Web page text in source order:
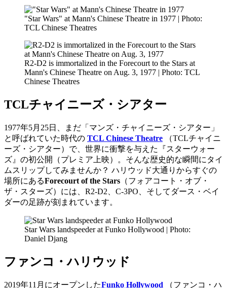
"Star Wars" at Mann's Chinese Theatre in 1977 | Photo:
TCL Chinese Theatres
R2-D2 is immortalized in the Forecourt to the Stars at
Mann's Chinese Theatre on Aug. 3, 1977 | Photo: TCL
Chinese Theatres
TCLチャイニーズ・シアター
1977年5月25日、まだ「マンズ・チャイニーズ・シアター」
と呼ばれていた時代の TCL Chinese Theatre （TCLチャイニ
ーズ・シアター）で、世界に衝撃を与えた『スターウォー
ズ』の初公開（プレミア上映）。そんな歴史的な瞬間にタイ
ムスリップしてみませんか？ ハリウッド大通りからすぐの
場所にあるForecourt of the Stars （フォアコート・オブ・
ザ・スターズ）には、R2-D2、C-3PO、そしてダース・ベイ
ダーの足跡が刻まれています。
Star Wars landspeeder at Funko Hollywood | Photo:
Daniel Djang
ファンコ・ハリウッド
2019年11月にオープンしたFunko Hollywood （ファンコ・ハ